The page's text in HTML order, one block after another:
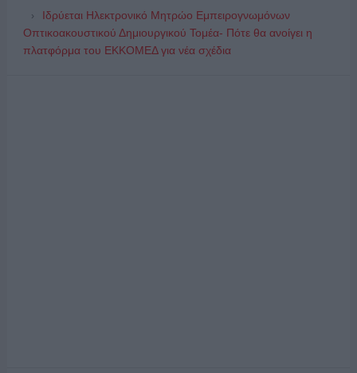
Ιδρύεται Ηλεκτρονικό Μητρώο Εμπειρογνωμόνων
Οπτικοακουστικού Δημιουργικού Τομέα- Πότε θα ανοίγει η
πλατφόρμα του ΕΚΚΟΜΕΔ για νέα σχέδια